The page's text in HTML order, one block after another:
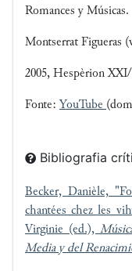
Romances y Músicas.
Montserrat Figueras
2005, Hespèrion
Fonte: YouTube
Bibliografia
Becker, Danièle,
chantées chez les
Virginie (ed.),
Media y del